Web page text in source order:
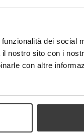
dei social
nostro sito con i
con altre